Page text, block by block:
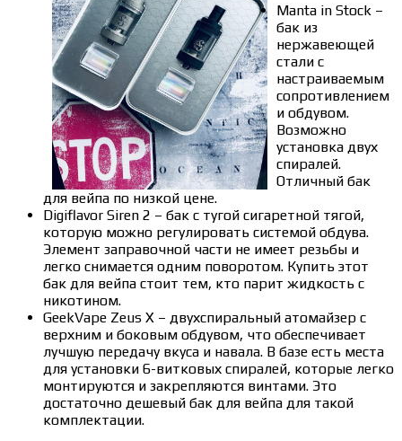
Manta in Stock –
бак из
нержавеющей
стали с
настраиваемым
сопротивлением
и обдувом.
Возможно
установка двух
спиралей.
Отличный бак
для вейпа по низкой цене.
Digiflavor Siren 2 – бак с тугой сигаретной тягой,
которую можно регулировать системой обдува.
Элемент заправочной части не имеет резьбы и
легко снимается одним поворотом. Купить этот
бак для вейпа стоит тем, кто парит жидкость с
никотином.
GeekVape Zeus X – двухспиральный атомайзер с
верхним и боковым обдувом, что обеспечивает
лучшую передачу вкуса и навала. В базе есть места
для установки 6-витковых спиралей, которые легко
монтируются и закрепляются винтами. Это
достаточно дешевый бак для вейпа для такой
комплектации.